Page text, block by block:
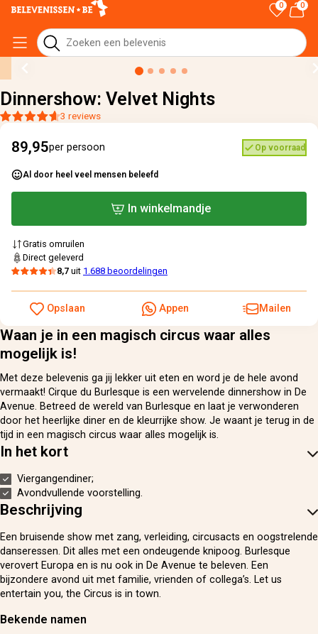
0 0
› Dinnershow: Velvet Nights
Dinnershow: Velvet Nights
3 reviews
Waan je in een magisch circus waar alles
mogelijk is!
Met deze belevenis ga jij lekker uit eten en word je de hele avond
vermaakt! Cirque du Burlesque is een wervelende dinnershow in De
Avenue. Betreed de wereld van Burlesque en laat je verwonderen
door het heerlijke diner en de kleurrijke show. Je waant je terug in de
tijd in een magisch circus waar alles mogelijk is.
In het kort
Viergangendiner;
Avondvullende voorstelling.
Beschrijving
Een bruisende show met zang, verleiding, circusacts en oogstrelende
danseressen. Dit alles met een ondeugende knipoog. Burlesque
verovert Europa en is nu ook in De Avenue te beleven. Een
bijzondere avond uit met familie, vrienden of collega’s. Let us
entertain you, the Circus is in town.
Bekende namen
89,95per persoon Op voorraad
Al door heel veel mensen beleefd
In winkelmandje
Gratis omruilen
Direct geleverd
8,7 uit 1.688 beoordelingen
Opslaan Appen Mailen